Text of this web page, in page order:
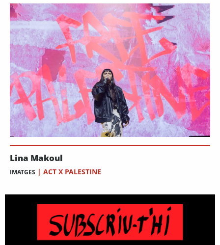
Lina Makoul
IMATGES | ACT X PALESTINE